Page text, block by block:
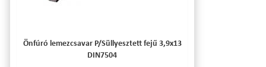
Önfúró lemezcsavar P/Süllyesztett fejű 3,9x13
DIN7504